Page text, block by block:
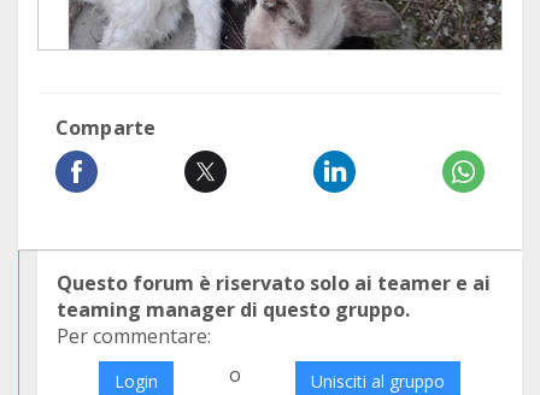
Comparte
Questo forum è riservato solo ai teamer e ai
teaming manager di questo gruppo.
Per commentare:
Login o Unisciti al gruppo